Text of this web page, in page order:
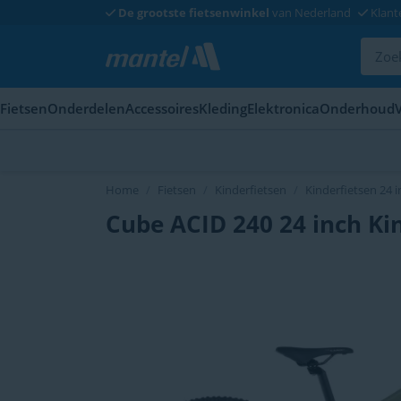
De grootste fietsenwinkel van Nederland
FietsenOnderdelenAccessoiresKledingElektronicaOnderhoud
Home Kinderfietsen 24
Cube ACID 240 24 inch